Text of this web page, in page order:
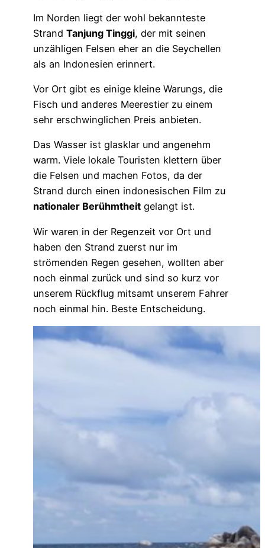
Im Norden liegt der wohl bekannteste
Strand Tanjung Tinggi, der mit seinen
unzähligen Felsen eher an die Seychellen
als an Indonesien erinnert.
Vor Ort gibt es einige kleine Warungs, die
Fisch und anderes Meerestier zu einem
sehr erschwinglichen Preis anbieten.
Das Wasser ist glasklar und angenehm
warm. Viele lokale Touristen klettern über
die Felsen und machen Fotos, da der
Strand durch einen indonesischen Film zu
nationaler Berühmtheit gelangt ist.
Wir waren in der Regenzeit vor Ort und
haben den Strand zuerst nur im
strömenden Regen gesehen, wollten aber
noch einmal zurück und sind so kurz vor
unserem Rückflug mitsamt unserem Fahrer
noch einmal hin. Beste Entscheidung.